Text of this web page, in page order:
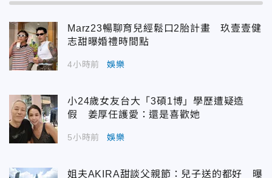
Marz23暢聊育兒經鬆口2胎計畫 玖壹壹健
志甜曝婚禮時間點
4小時前 娛樂
小24歲女友台大「3碩1博」學歷遭疑造
假 姜厚任護愛：還是喜歡她
5小時前 娛樂
姐夫AKIRA甜談父親節：兒子送的都好 曝